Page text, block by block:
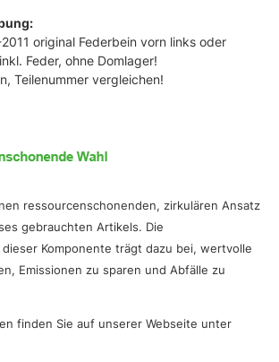
original Federbein vorn links oder
Feder, ohne Domlager!
Teilenummer vergleichen!
ressourcenschonenden, zirkulären Ansatz
gebrauchten Artikels. Die
Komponente trägt dazu bei, wertvolle
Emissionen zu sparen und Abfälle zu
finden Sie auf unserer Webseite unter